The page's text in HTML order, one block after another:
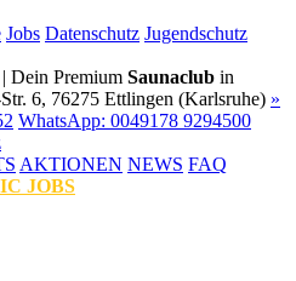
Jobs Datenschutz Jugendschutz
| Dein Premium Saunaclub in
6, 76275 Ettlingen (Karlsruhe) »
WhatsApp: 0049178 9294500
AKTIONEN NEWS FAQ
JOBS